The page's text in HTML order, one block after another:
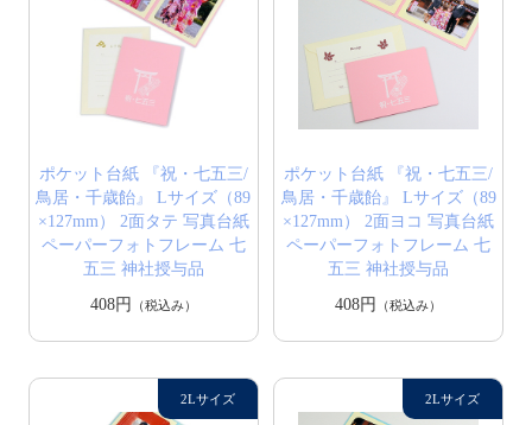
ポケット台紙 『祝・七五三/
鳥居・千歳飴』 Lサイズ（89
×127mm） 2面タテ 写真台紙
ペーパーフォトフレーム 七
五三 神社授与品
408円
（税込み）
ポケット台紙 『祝・七五三/
鳥居・千歳飴』 Lサイズ（89
×127mm） 2面ヨコ 写真台紙
ペーパーフォトフレーム 七
五三 神社授与品
408円
（税込み）